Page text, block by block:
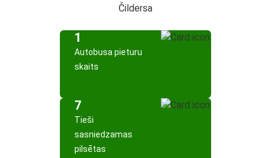
Čildersa
1
Autobusa pieturu
skaits
7
Tieši
sasniedzamas
pilsētas